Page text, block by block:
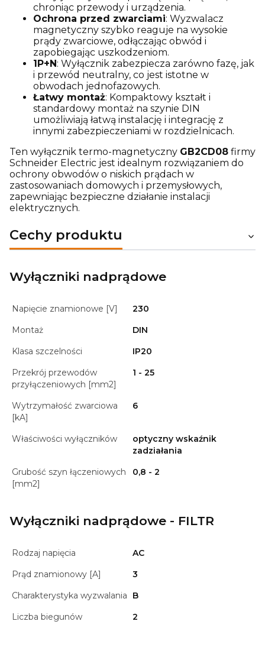
chroniąc przewody i urządzenia.
Ochrona przed zwarciami: Wyzwalacz
magnetyczny szybko reaguje na wysokie
prądy zwarciowe, odłączając obwód i
zapobiegając uszkodzeniom.
1P+N: Wyłącznik zabezpiecza zarówno fazę, jak
i przewód neutralny, co jest istotne w
obwodach jednofazowych.
Łatwy montaż: Kompaktowy kształt i
standardowy montaż na szynie DIN
umożliwiają łatwą instalację i integrację z
innymi zabezpieczeniami w rozdzielnicach.
Ten wyłącznik termo-magnetyczny GB2CD08 firmy
Schneider Electric jest idealnym rozwiązaniem do
ochrony obwodów o niskich prądach w
zastosowaniach domowych i przemysłowych,
zapewniając bezpieczne działanie instalacji
elektrycznych.
Cechy produktu
Wyłączniki nadprądowe
Napięcie znamionowe [V]
230
Montaż
DIN
Klasa szczelności
IP20
Przekrój przewodów
przyłączeniowych [mm2]
1 - 25
Wytrzymałość zwarciowa
[kA]
6
Właściwości wyłączników
optyczny wskaźnik
zadziałania
Grubość szyn łączeniowych
[mm2]
0,8 - 2
Wyłączniki nadprądowe - FILTR
Rodzaj napięcia
AC
Prąd znamionowy [A]
3
Charakterystyka wyzwalania
B
Liczba biegunów
2